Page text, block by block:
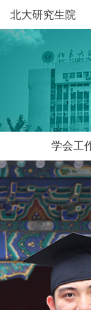
北大研究生院
学会工